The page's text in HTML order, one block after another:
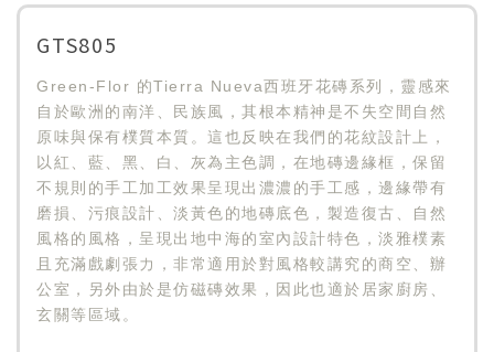
GTS805
Green-Flor 的Tierra Nueva西班牙花磚系列，靈感來
自於歐洲的南洋、民族風，其根本精神是不失空間自然
原味與保有樸質本質。這也反映在我們的花紋設計上，
以紅、藍、黑、白、灰為主色調，在地磚邊緣框，保留
不規則的手工加工效果呈現出濃濃的手工感，邊緣帶有
磨損、污痕設計、淡黃色的地磚底色，製造復古、自然
風格的風格，呈現出地中海的室內設計特色，淡雅樸素
且充滿戲劇張力，非常適用於對風格較講究的商空、辦
公室，另外由於是仿磁磚效果，因此也適於居家廚房、
玄關等區域。